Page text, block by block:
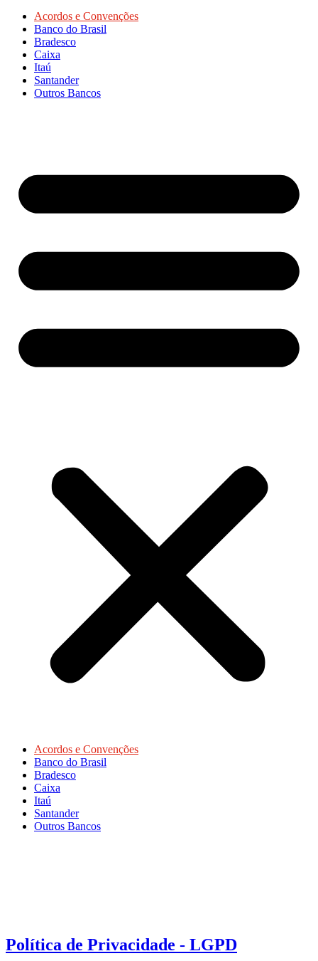
Acordos e Convenções
Banco do Brasil
Bradesco
Caixa
Itaú
Santander
Outros Bancos
Acordos e Convenções
Banco do Brasil
Bradesco
Caixa
Itaú
Santander
Outros Bancos
Política de Privacidade - LGPD